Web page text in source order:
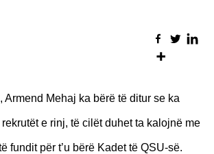
Armend Mehaj ka bërë të ditur se ka
rekrutët e rinj, të cilët duhet ta kalojnë me
fundit për t’u bërë Kadet të QSU-së.